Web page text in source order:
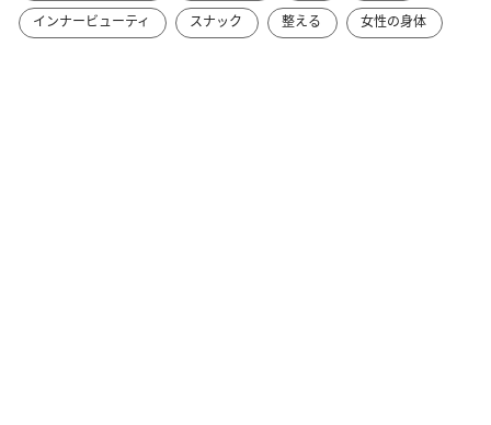
インナービューティ
スナック 整える 女性の身体